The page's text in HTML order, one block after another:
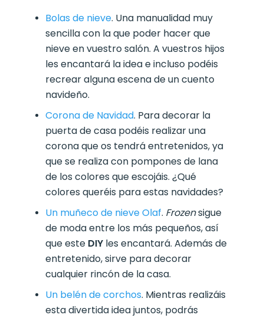
Bolas de nieve. Una manualidad muy
sencilla con la que poder hacer que
nieve en vuestro salón. A vuestros hijos
les encantará la idea e incluso podéis
recrear alguna escena de un cuento
navideño.
Corona de Navidad. Para decorar la
puerta de casa podéis realizar una
corona que os tendrá entretenidos, ya
que se realiza con pompones de lana
de los colores que escojáis. ¿Qué
colores queréis para estas navidades?
Un muñeco de nieve Olaf. Frozensigue
de moda entre los más pequeños, así
que este DIYles encantará. Además de
entretenido, sirve para decorar
cualquier rincón de la casa.
Un belén de corchos. Mientras realizáis
esta divertida idea juntos, podrás